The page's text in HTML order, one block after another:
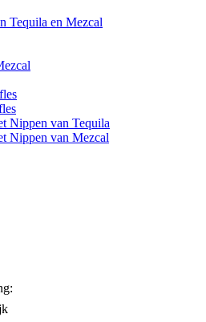
Tequila en Mezcal
Nippen van Tequila
Nippen van Mezcal